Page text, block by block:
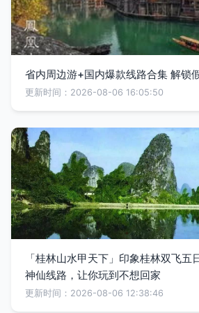
省内周边游+国内爆款线路合集 解锁
更新时间：2026-08-06 16:05:50
「桂林山水甲天下」印象桂林双飞
神仙线路，让你玩到不想回家
更新时间：2026-08-06 12:38:46